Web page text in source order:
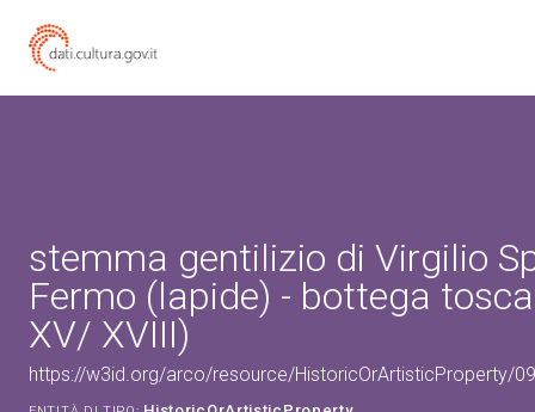
stemma gentilizio di Virgilio
Fermo (lapide) - bottega
XV/ XVIII)
https://w3id.org/arco/resource/HistoricOrArtisticProperty/